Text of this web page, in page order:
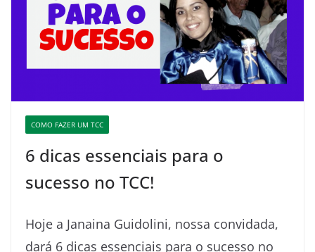
COMO FAZER UM TCC
6 dicas essenciais para o
sucesso no TCC!
Hoje a Janaina Guidolini, nossa convidada,
dará 6 dicas essenciais para o sucesso no